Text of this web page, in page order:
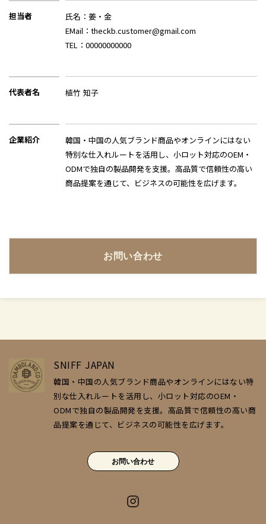
担当者
氏名：姜・金
EMail：theckb.customer@gmail.com
TEL：00000000000
代表者名 植竹 知子
企業紹介
韓国・中国の人気ブランド商品やオンラインにはない
特別な仕入れルートを活用し、小ロット対応のOEM・
ODMで独自の製品開発を支援。高品質で信頼性の高い
商品提案を通じて、ビジネスの可能性を広げます。
お問い合わせ
SNIFF JAPAN
韓国・中国の人気ブランド商品やオンラインにはない特
別な仕入れルートを活用し、小ロット対応のOEM・
ODMで独自の製品開発を支援。高品質で信頼性の高い商
品提案を通じて、ビジネスの可能性を広げます。
お問い合わせ